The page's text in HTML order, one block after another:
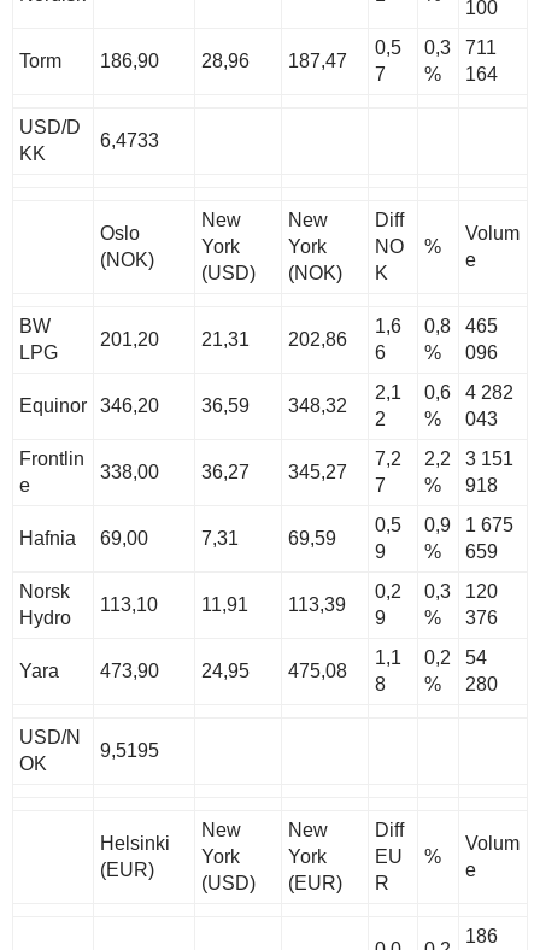
100
Torm 186,90 28,96 187,47
0,5
7
0,3
%
711
164
USD/D
KK
6,4733
Oslo
(NOK)
New
York
(USD)
New
York
(NOK)
Diff
NO
K
%
Volum
e
BW
LPG
201,20 21,31 202,86
1,6
6
0,8
%
465
096
Equinor 346,20 36,59 348,32
2,1
2
0,6
%
4 282
043
Frontlin
e
338,00 36,27 345,27
7,2
7
2,2
%
3 151
918
Hafnia 69,00 7,31 69,59
0,5
9
0,9
%
1 675
659
Norsk
Hydro
113,10 11,91 113,39
0,2
9
0,3
%
120
376
Yara 473,90 24,95 475,08
1,1
8
0,2
%
54
280
USD/N
OK
9,5195
Helsinki
(EUR)
New
York
(USD)
New
York
(EUR)
Diff
EU
R
%
Volum
e
186